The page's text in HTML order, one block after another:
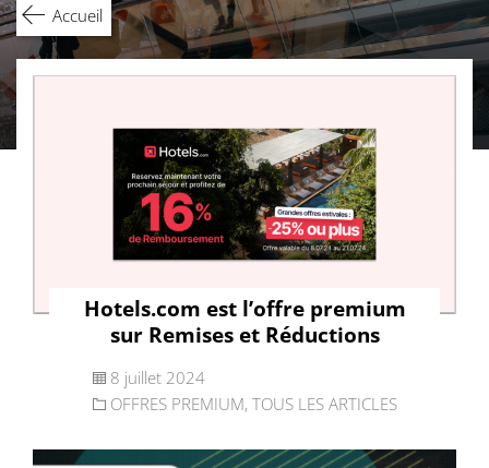
Accueil
Hotels.com est l’offre premium
sur Remises et Réductions
8 juillet 2024
OFFRES PREMIUM, TOUS LES ARTICLES